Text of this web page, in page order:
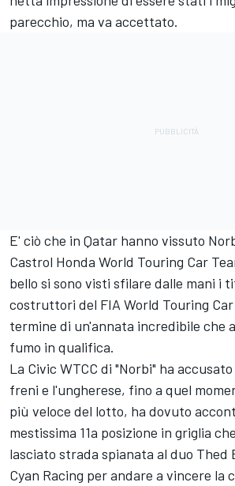
parecchio, ma va accettato.
E' ciò che in Qatar hanno vissuto
Castrol Honda World Touring Car
bello si sono visti sfilare dalle mani i
costruttori del FIA World Touring
termine di un'annata incredibile che
fumo in qualifica.
La Civic WTCC di "Norbi" ha
freni e l'ungherese, fino a quel
più veloce del lotto, ha dovuto
mestissima 11a posizione in griglia
lasciato strada spianata al duo Thed
Cyan Racing per andare a vincere la